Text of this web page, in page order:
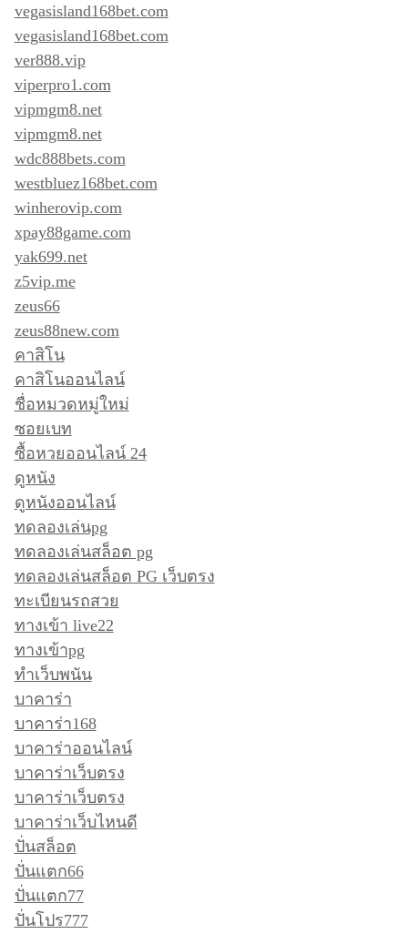
vegasisland168bet.com
vegasisland168bet.com
ver888.vip
viperpro1.com
vipmgm8.net
vipmgm8.net
wdc888bets.com
westbluez168bet.com
winherovip.com
xpay88game.com
yak699.net
z5vip.me
zeus66
zeus88new.com
คาสิโน
คาสิโนออนไลน์
ชื่อหมวดหมู่ใหม่
ซอยเบท
ซื้อหวยออนไลน์ 24
ดูหนัง
ดูหนังออนไลน์
ทดลองเล่นpg
ทดลองเล่นสล็อต pg
ทดลองเล่นสล็อต PG เว็บตรง
ทะเบียนรถสวย
ทางเข้า live22
ทางเข้าpg
ทำเว็บพนัน
บาคาร่า
บาคาร่า168
บาคาร่าออนไลน์
บาคาร่าเว็บตรง
บาคาร่าเว็บตรง
บาคาร่าเว็บไหนดี
ปั่นสล็อต
ปั่นแตก66
ปั่นแตก77
ปั่นโปร777